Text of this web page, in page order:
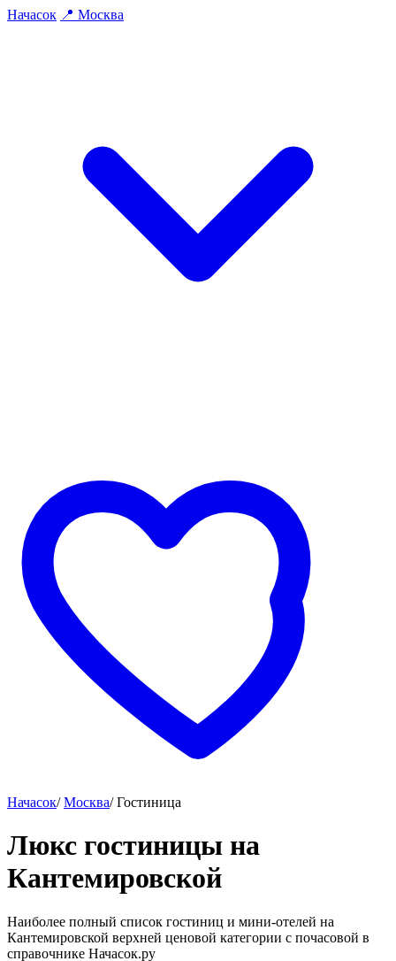
Начасок 📍 Москва
Начасок/ Москва/ Гостиница
Люкс гостиницы на
Кантемировской
Наиболее полный список гостиниц и мини-отелей на
Кантемировской верхней ценовой категории c почасовой в
справочнике Начасок.ру